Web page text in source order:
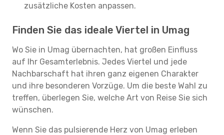
zusätzliche Kosten anpassen.
Finden Sie das ideale Viertel in Umag
Wo Sie in Umag übernachten, hat großen Einfluss
auf Ihr Gesamterlebnis. Jedes Viertel und jede
Nachbarschaft hat ihren ganz eigenen Charakter
und ihre besonderen Vorzüge. Um die beste Wahl zu
treffen, überlegen Sie, welche Art von Reise Sie sich
wünschen.
Wenn Sie das pulsierende Herz von Umag erleben